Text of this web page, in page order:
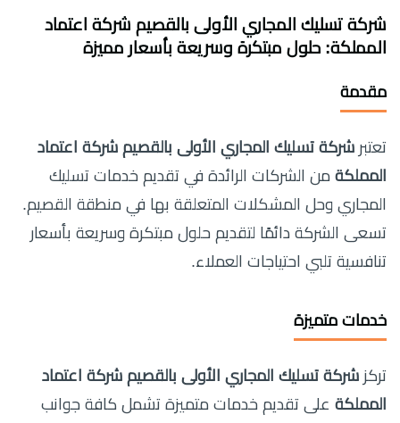
شركة تسليك المجاري الأولى بالقصيم شركة اعتماد
المملكة: حلول مبتكرة وسريعة بأسعار مميزة
مقدمة
تعتبر شركة تسليك المجاري الأولى بالقصيم شركة اعتماد
المملكة من الشركات الرائدة في تقديم خدمات تسليك
المجاري وحل المشكلات المتعلقة بها في منطقة القصيم.
تسعى الشركة دائمًا لتقديم حلول مبتكرة وسريعة بأسعار
تنافسية تلبي احتياجات العملاء.
خدمات متميزة
تركز شركة تسليك المجاري الأولى بالقصيم شركة اعتماد
المملكة على تقديم خدمات متميزة تشمل كافة جوانب